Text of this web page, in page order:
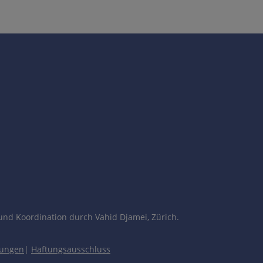
Koordination durch Vahid Djamei, Zürich.
| Haftungsausschluss